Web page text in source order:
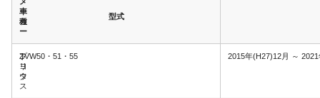
ー
カ
ー
車
種
型式
ト
ヨ
タ
プ
リ
ウ
ス
ZVW50・51・55 2015年(H27)12月 ～